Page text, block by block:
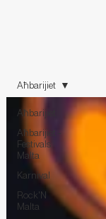
Aħbarijiet
Aħbarijiet -
Festivals
Malta
Karnival
Rock'N
Malta
Aħbarijiet